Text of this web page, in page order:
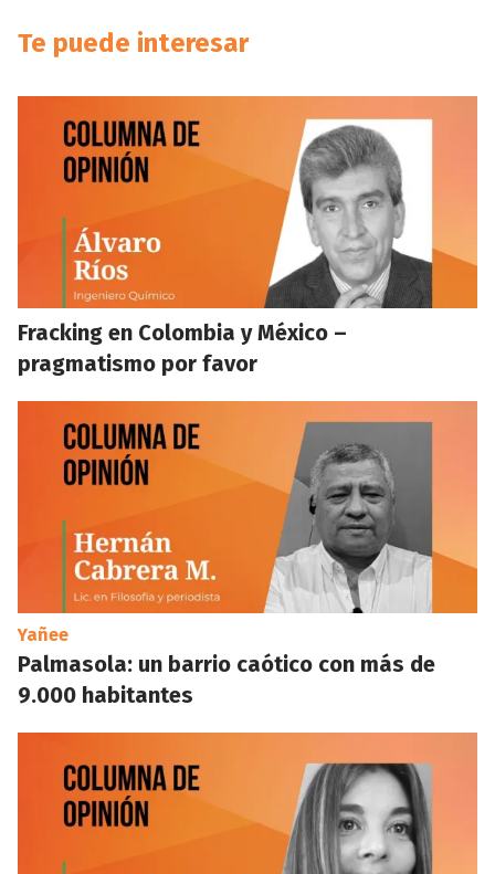
Te puede interesar
Fracking en Colombia y México –
pragmatismo por favor
Yañee
Palmasola: un barrio caótico con más de
9.000 habitantes